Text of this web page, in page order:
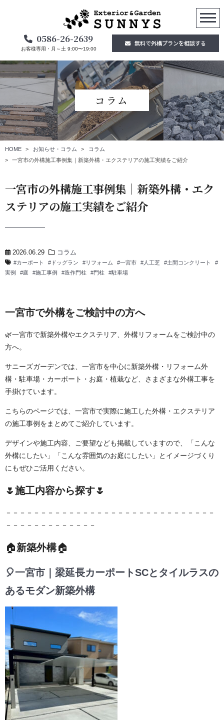
0586-26-2639
お客様専用・月～土 9:00〜19:00
無料で外構プランを相談する
コラム
HOME お知らせ・コラム
コラム
一宮市の外構施工事例集｜新築外構・エクステリアの施工実績をご紹介
一宮市の外構施工事例集｜新築外構・エク
ステリアの施工実績をご紹介
2026.06.29 コラム
カーポート ドッグラン リフォーム 一宮市 人工芝
土間コンクリート
実例
庭 施工事例 造作門柱 門柱 駐車場
一宮市で外構をご検討中の方へ
🌿一宮市で新築外構やエクステリア、外構リフォームをご検討中の
方へ。
サニーズガーデンでは、一宮市を中心に新築外構・リフォーム外
構・駐車場・カーポート・お庭・植栽など、さまざまな外構工事を
手掛けています。
こちらのページでは、一宮市で実際に施工した外構・エクステリア
の施工事例をまとめてご紹介しています。
デザインや施工内容、ご要望なども掲載していますので、「こんな
外構にしたい」「こんな雰囲気のお庭にしたい」とイメージづくり
にもぜひご活用ください。
🌷施工内容から探す🌷
－－－－－－－－－－－－－－－－－－－－－－－－－－－－－－
－－－－－－－－－－－－－
🏠新築外構🏠
🎈一宮市｜梁延長カーポートSCとタイルラスの
あるモダン新築外構